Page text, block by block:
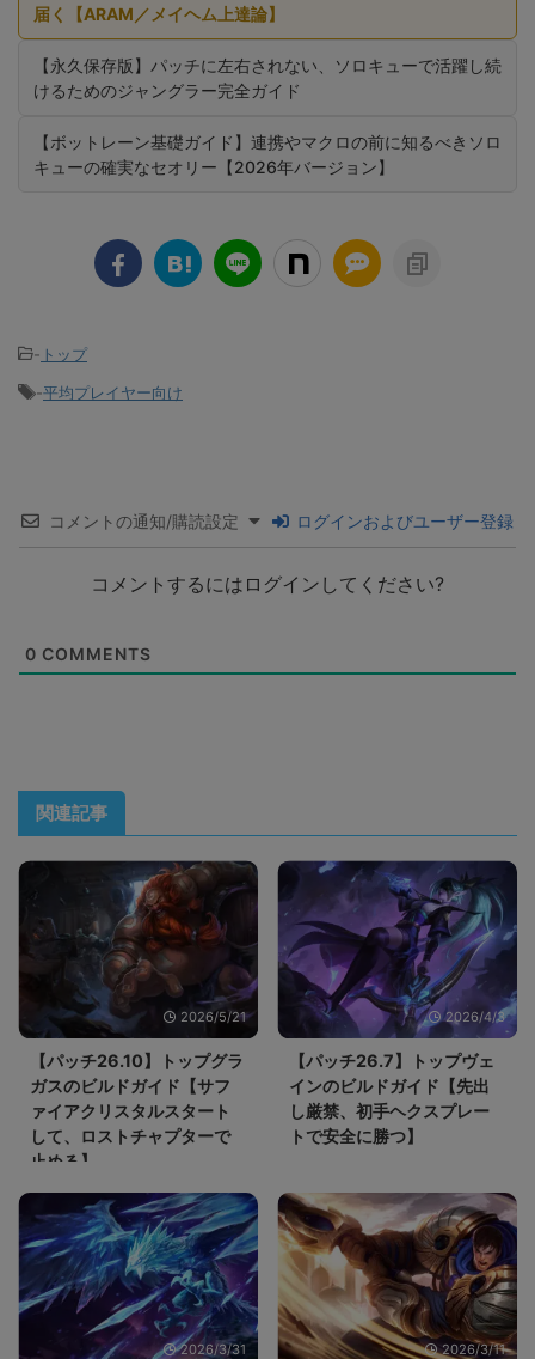
届く【ARAM／メイヘム上達論】
【永久保存版】パッチに左右されない、ソロキューで活躍し続
けるためのジャングラー完全ガイド
【ボットレーン基礎ガイド】連携やマクロの前に知るべきソロ
キューの確実なセオリー【2026年バージョン】
- トップ
-平均プレイヤー向け
コメントの通知/購読設定 ログインおよびユーザー登録
コメントするにはログインしてください?
0 COMMENTS
関連記事
2026/5/21
【パッチ26.10】トップグラ
ガスのビルドガイド【サフ
ァイアクリスタルスタート
して、ロストチャプターで
止める】
2026/4/3
【パッチ26.7】トップヴェ
インのビルドガイド【先出
し厳禁、初手ヘクスプレー
トで安全に勝つ】
2026/3/31 2026/3/11